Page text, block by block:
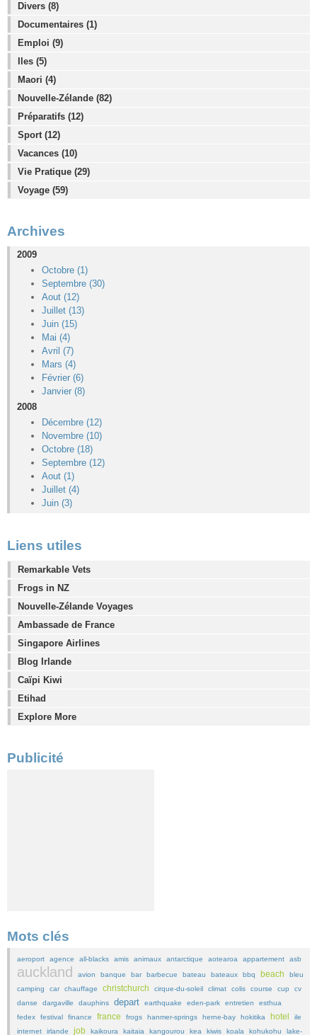
Divers (8)
Documentaires (1)
Emploi (9)
Iles (5)
Maori (4)
Nouvelle-Zélande (82)
Préparatifs (12)
Sport (12)
Vacances (10)
Vie Pratique (29)
Voyage (59)
Archives
2009
Octobre (1)
Septembre (30)
Aout (12)
Juillet (13)
Juin (15)
Mai (4)
Avril (7)
Mars (4)
Février (6)
Janvier (8)
2008
Décembre (12)
Novembre (10)
Octobre (18)
Septembre (12)
Aout (1)
Juillet (4)
Juin (3)
Liens utiles
Remarkable Vets
Frogs in NZ
Nouvelle-Zélande Voyages
Ambassade de France
Singapore Airlines
Blog Irlande
Caïpi Kiwi
Etihad
Explore More
Publicité
Mots clés
aeroport agence all-blacks amis animaux antarctique aotearoa appartement asb
auckland avion banque bar barbecue bateau bateaux bbq beach
bleu
camping
car chauffage christchurch cirque-du-soleil climat colis course cup
cv
danse
dargaville dauphins depart earthquake eden-park entretien
esthua
fedex
festival finance france frogs hanmer-springs herne-bay hokitika hotel
ile
internet
irlande job kaikoura kaitaia kangourou kea kiwis koala kohukohu lake-